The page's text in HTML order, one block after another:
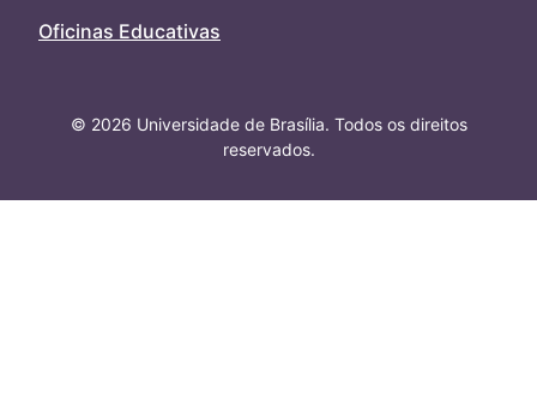
Oficinas Educativas
© 2026 Universidade de Brasília. Todos os direitos
reservados.